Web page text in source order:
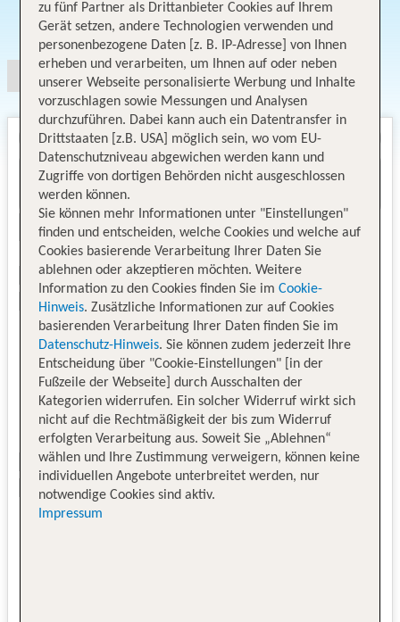
Angebotsauswahl
zu fünf Partner als Drittanbieter Cookies auf Ihrem
Gerät setzen, andere Technologien verwenden und
personenbezogene Daten [z. B. IP-Adresse] von Ihnen
erheben und verarbeiten, um Ihnen auf oder neben
unserer Webseite personalisierte Werbung und Inhalte
vorzuschlagen sowie Messungen und Analysen
durchzuführen. Dabei kann auch ein Datentransfer in
Drittstaaten [z.B. USA] möglich sein, wo vom EU-
Datenschutzniveau abgewichen werden kann und
Zugriffe von dortigen Behörden nicht ausgeschlossen
werden können.
Sie können mehr Informationen unter "Einstellungen"
finden und entscheiden, welche Cookies und welche auf
Cookies basierende Verarbeitung Ihrer Daten Sie
ablehnen oder akzeptieren möchten. Weitere
Information zu den Cookies finden Sie im Cookie-
Hinweis. Zusätzliche Informationen zur auf Cookies
basierenden Verarbeitung Ihrer Daten finden Sie im
Datenschutz-Hinweis. Sie können zudem jederzeit Ihre
Entscheidung über "Cookie-Einstellungen" [in der
Fußzeile der Webseite] durch Ausschalten der
Kategorien widerrufen. Ein solcher Widerruf wirkt sich
nicht auf die Rechtmäßigkeit der bis zum Widerruf
erfolgten Verarbeitung aus. Soweit Sie „Ablehnen“
wählen und Ihre Zustimmung verweigern, können keine
individuellen Angebote unterbreitet werden, nur
notwendige Cookies sind aktiv.
Impressum